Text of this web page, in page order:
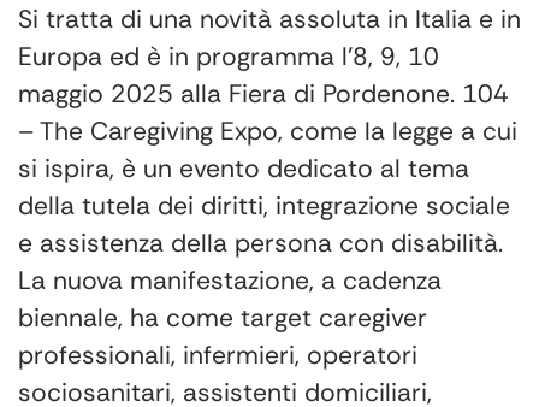
Si tratta di una novità assoluta in Italia e in
Europa ed è in programma l’8, 9, 10
maggio 2025 alla Fiera di Pordenone. 104
– The Caregiving Expo, come la legge a cui
si ispira, è un evento dedicato al tema
della tutela dei diritti, integrazione sociale
e assistenza della persona con disabilità.
La nuova manifestazione, a cadenza
biennale, ha come target caregiver
professionali, infermieri, operatori
sociosanitari, assistenti domiciliari,